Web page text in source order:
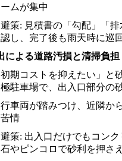
ムが集中
避策: 見積書の「勾配」「
し、完了後も雨天時に巡
による道路汚損と清掃負担
初期コストを抑えたい」と
極駐車場で、出入口部分の
車両が踏みつけ、近隣か
情
策: 出入口だけでもコンク
やピンコロで砂利を押さ